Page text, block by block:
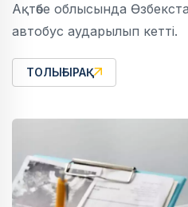
Ақтөбе облысында
автобус аударылып кетті.
ТОЛЫҒЫРАҚ